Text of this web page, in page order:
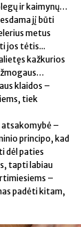
ir kaimynų…
jį būti
metus
jos tėtis...
kažkurios
žmogaus…
klaidos –
tiek
atsakomybė –
principo, kad
dėl paties
tapti labiau
–
padėti kitam,